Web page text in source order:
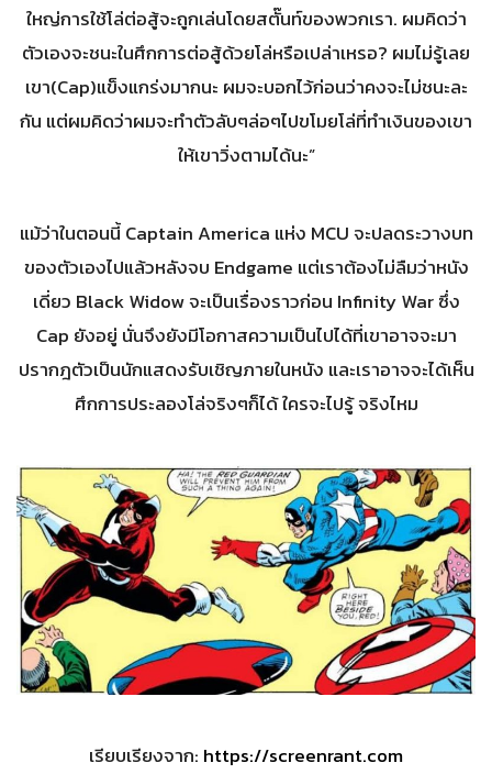
ใหญ่การใช้โล่ต่อสู้จะถูกเล่นโดยสตั๊นท์ของพวกเรา. ผมคิดว่า
ตัวเองจะชนะในศึกการต่อสู้ด้วยโล่หรือเปล่าเหรอ? ผมไม่รู้เลย
เขา(Cap)แข็งแกร่งมากนะ ผมจะบอกไว้ก่อนว่าคงจะไม่ชนะละ
กัน แต่ผมคิดว่าผมจะทำตัวลับๆล่อๆไปขโมยโล่ที่ทำเงินของเขา
ให้เขาวิ่งตามได้นะ”
แม้ว่าในตอนนี้ Captain America แห่ง MCU จะปลดระวางบท
ของตัวเองไปแล้วหลังจบ Endgame แต่เราต้องไม่ลืมว่าหนัง
เดี่ยว Black Widow จะเป็นเรื่องราวก่อน Infinity War ซึ่ง
Cap ยังอยู่ นั่นจึงยังมีโอกาสความเป็นไปได้ที่เขาอาจจะมา
ปรากฎตัวเป็นนักแสดงรับเชิญภายในหนัง และเราอาจจะได้เห็น
ศึกการประลองโล่จริงๆก็ได้ ใครจะไปรู้ จริงไหม
เรียบเรียงจาก: https://screenrant.com